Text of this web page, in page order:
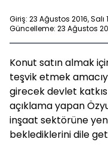
Giriş: 23 Ağustos 2016, Salı
Güncelleme: 23 Ağustos
Konut satın almak
teşvik etmek
girecek devlet
açıklama yapan
inşaat sektörüne
beklediklerini dile